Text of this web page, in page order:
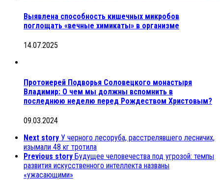
Выявлена способность кишечных микробов
поглощать «вечные химикаты» в организме
14.07.2025
Протоиерей Подворья Соловецкого монастыря
Владимир: О чем мы должны вспомнить в
последнюю неделю перед Рождеством Христовым?
09.03.2024
Next story У черного лесоруба, расстрелявшего лесничих,
изымали 48 кг тротила
Previous story Будущее человечества под угрозой: темпы
развития искусственного интеллекта названы
«ужасающими»